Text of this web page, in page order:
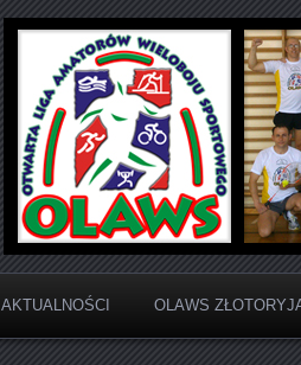
OLAWS |
Sportowego
Otwarta Liga Amatorów
AKTUALNOŚCI OLAWS